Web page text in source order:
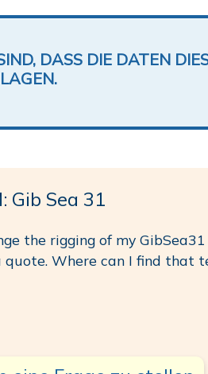
DASS DIE DATEN
Gib Sea 31
the rigging of my
Where can I find that